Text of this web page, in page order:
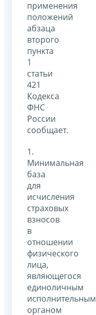
применения
положений
абзаца
второго
пункта
1
статьи
421
Кодекса
ФНС
России
сообщает.
1.
Минимальная
база
для
исчисления
страховых
взносов
в
отношении
физического
лица,
являющегося
единоличным
исполнительным
органом